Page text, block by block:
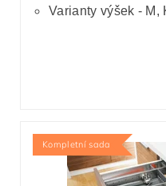
Varianty výšek - M,
Kompletní sada